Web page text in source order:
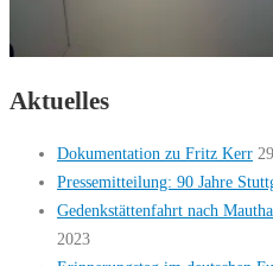
Aktuelles
Dokumentation zu Fritz Kerr
Pressemitteilung: 90 Jahre
Gedenkstättenfahrt nach
2023